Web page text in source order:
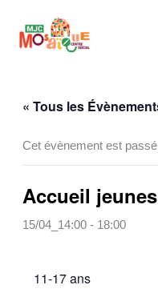
contenu
« Tous les
Cet évènement est
Accueil
15/04_14:00- 18:00
11-17 ans